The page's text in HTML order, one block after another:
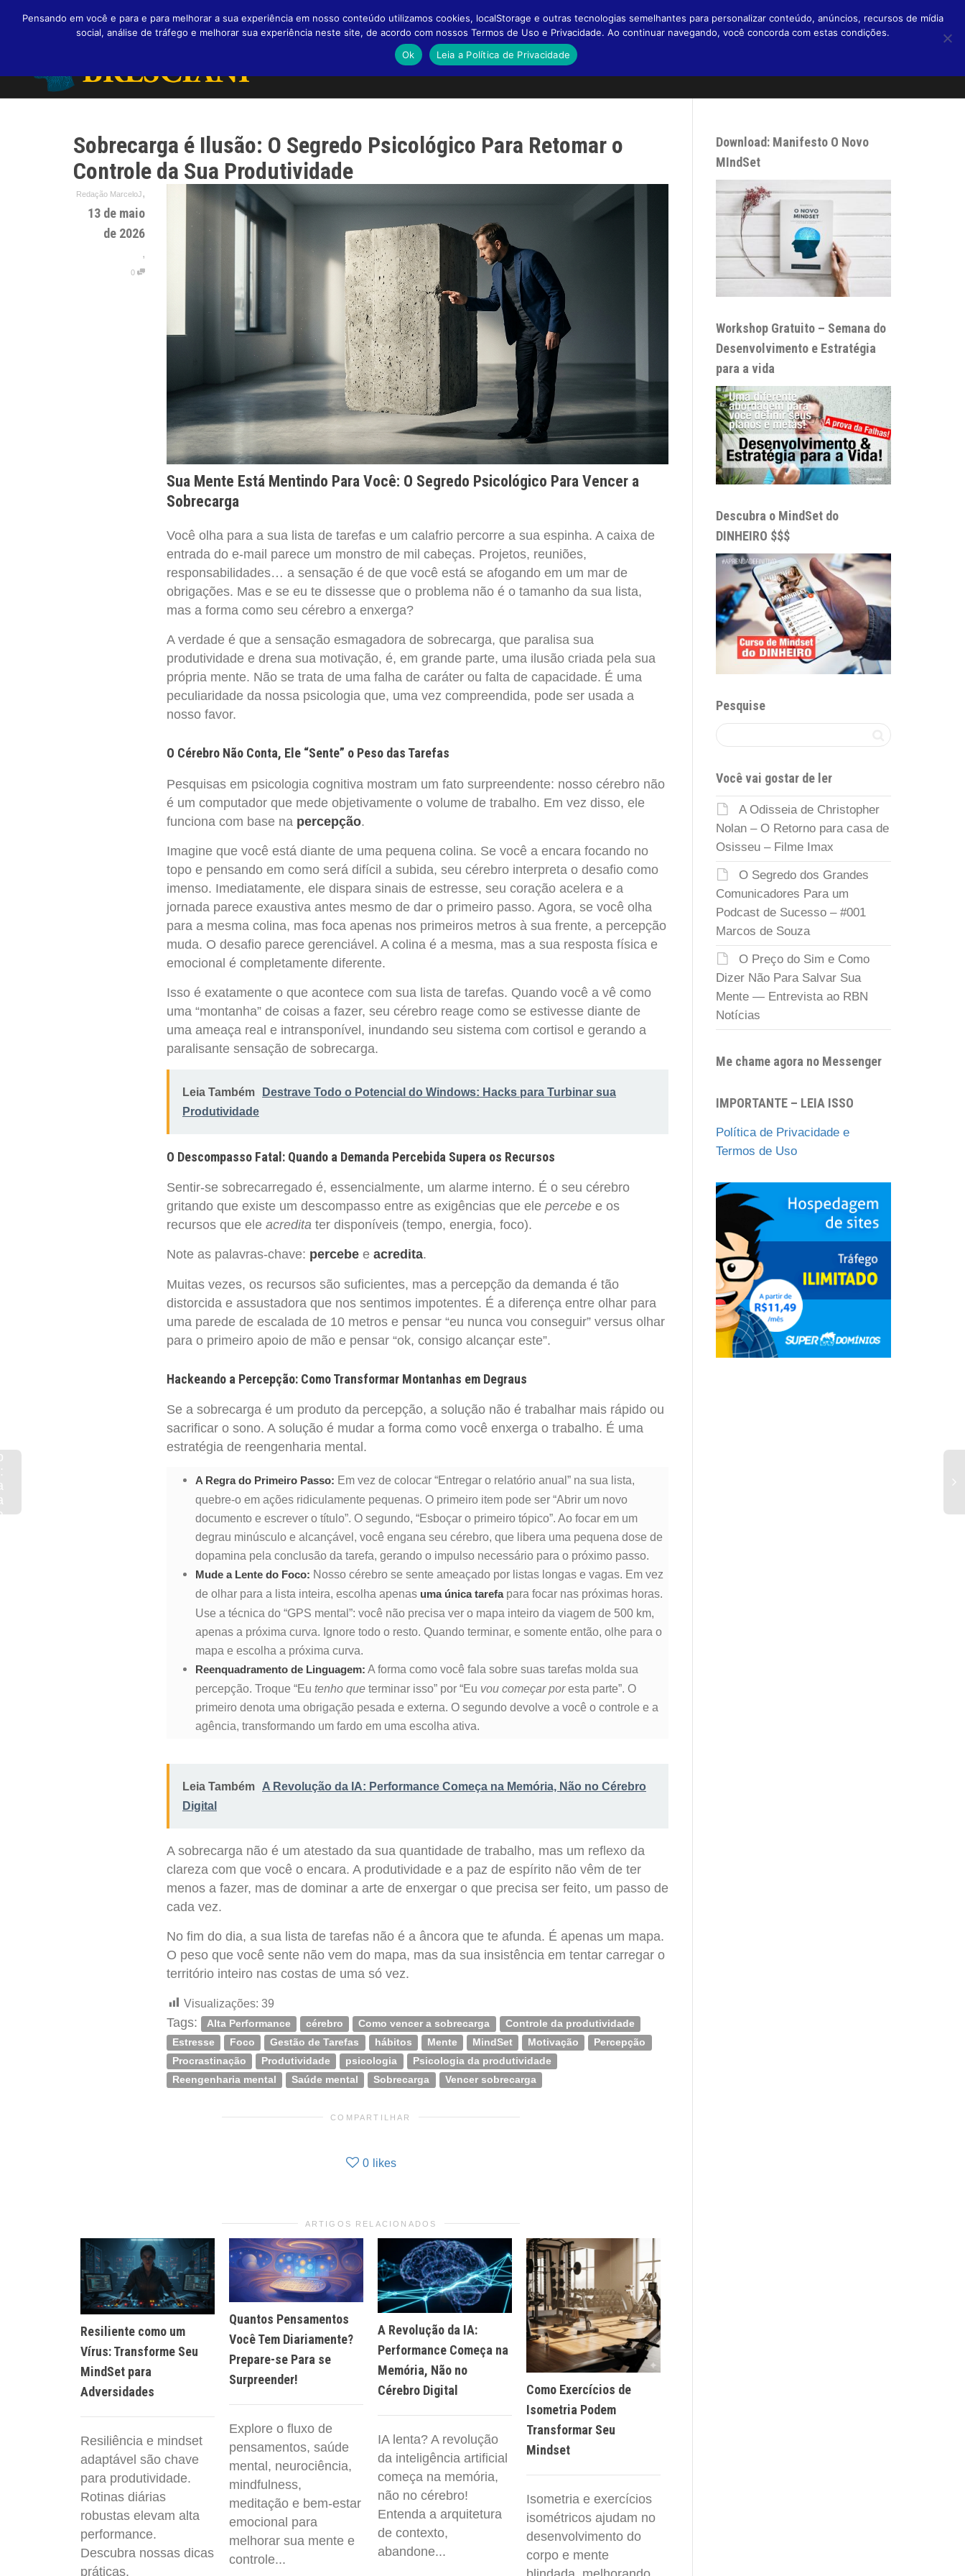
Sobrecarga é Ilusão: O Segredo Psicológico Para Retomar o
Controle da Sua Produtividade
Redação MarceloJ,
13 de maio
de 2026
,
0
Sua Mente Está Mentindo Para Você: O Segredo Psicológico Para Vencer a
Sobrecarga
Você olha para a sua lista de tarefas e um calafrio percorre a sua espinha. A caixa de
entrada do e-mail parece um monstro de mil cabeças. Projetos, reuniões,
responsabilidades… a sensação é de que você está se afogando em um mar de
obrigações. Mas e se eu te dissesse que o problema não é o tamanho da sua lista,
mas a forma como seu cérebro a enxerga?
A verdade é que a sensação esmagadora de sobrecarga, que paralisa sua
produtividade e drena sua motivação, é, em grande parte, uma ilusão criada pela sua
própria mente. Não se trata de uma falha de caráter ou falta de capacidade. É uma
peculiaridade da nossa psicologia que, uma vez compreendida, pode ser usada a
nosso favor.
O Cérebro Não Conta, Ele “Sente” o Peso das Tarefas
Pesquisas em psicologia cognitiva mostram um fato surpreendente: nosso cérebro não
é um computador que mede objetivamente o volume de trabalho. Em vez disso, ele
funciona com base na percepção.
Imagine que você está diante de uma pequena colina. Se você a encara focando no
topo e pensando em como será difícil a subida, seu cérebro interpreta o desafio como
imenso. Imediatamente, ele dispara sinais de estresse, seu coração acelera e a
jornada parece exaustiva antes mesmo de dar o primeiro passo. Agora, se você olha
para a mesma colina, mas foca apenas nos primeiros metros à sua frente, a percepção
muda. O desafio parece gerenciável. A colina é a mesma, mas a sua resposta física e
emocional é completamente diferente.
Isso é exatamente o que acontece com sua lista de tarefas. Quando você a vê como
uma “montanha” de coisas a fazer, seu cérebro reage como se estivesse diante de
uma ameaça real e intransponível, inundando seu sistema com cortisol e gerando a
paralisante sensação de sobrecarga.
Leia Também
Destrave Todo o Potencial do Windows: Hacks para Turbinar sua
Produtividade
O Descompasso Fatal: Quando a Demanda Percebida Supera os Recursos
Sentir-se sobrecarregado é, essencialmente, um alarme interno. É o seu cérebro
gritando que existe um descompasso entre as exigências que ele percebe e os
recursos que ele acredita ter disponíveis (tempo, energia, foco).
Note as palavras-chave: percebe e acredita.
Muitas vezes, os recursos são suficientes, mas a percepção da demanda é tão
distorcida e assustadora que nos sentimos impotentes. É a diferença entre olhar para
uma parede de escalada de 10 metros e pensar “eu nunca vou conseguir” versus olhar
para o primeiro apoio de mão e pensar “ok, consigo alcançar este”.
Hackeando a Percepção: Como Transformar Montanhas em Degraus
Se a sobrecarga é um produto da percepção, a solução não é trabalhar mais rápido ou
sacrificar o sono. A solução é mudar a forma como você enxerga o trabalho. É uma
estratégia de reengenharia mental.
A Regra do Primeiro Passo: Em vez de colocar “Entregar o relatório anual” na sua lista,
quebre-o em ações ridiculamente pequenas. O primeiro item pode ser “Abrir um novo
documento e escrever o título”. O segundo, “Esboçar o primeiro tópico”. Ao focar em um
degrau minúsculo e alcançável, você engana seu cérebro, que libera uma pequena dose de
dopamina pela conclusão da tarefa, gerando o impulso necessário para o próximo passo.
Mude a Lente do Foco: Nosso cérebro se sente ameaçado por listas longas e vagas. Em vez
de olhar para a lista inteira, escolha apenas uma única tarefapara focar nas próximas horas.
Use a técnica do “GPS mental”: você não precisa ver o mapa inteiro da viagem de 500 km,
apenas a próxima curva. Ignore todo o resto. Quando terminar, e somente então, olhe para o
mapa e escolha a próxima curva.
Reenquadramento de Linguagem: A forma como você fala sobre suas tarefas molda sua
percepção. Troque “Eu tenho que terminar isso” por “Eu vou começar poresta parte”. O
primeiro denota uma obrigação pesada e externa. O segundo devolve a você o controle e a
agência, transformando um fardo em uma escolha ativa.
Leia Também
A Revolução da IA: Performance Começa na Memória, Não no Cérebro
Digital
A sobrecarga não é um atestado da sua quantidade de trabalho, mas um reflexo da
clareza com que você o encara. A produtividade e a paz de espírito não vêm de ter
menos a fazer, mas de dominar a arte de enxergar o que precisa ser feito, um passo de
cada vez.
No fim do dia, a sua lista de tarefas não é a âncora que te afunda. É apenas um mapa.
O peso que você sente não vem do mapa, mas da sua insistência em tentar carregar o
território inteiro nas costas de uma só vez.
Visualizações: 39
Tags: Alta Performance cérebro Como vencer a sobrecarga
Controle da produtividade
Estresse
Foco Gestão de Tarefas hábitos Mente MindSet Motivação
Percepção
Procrastinação
Produtividade psicologia
Psicologia da produtividade
Reengenharia mental
Saúde mental Sobrecarga Vencer sobrecarga
COMPARTILHAR
0 likes
ARTIGOS RELACIONADOS
Resiliente como um
Vírus: Transforme Seu
MindSet para
Adversidades
Resiliência e mindset
adaptável são chave
para produtividade.
Rotinas diárias
robustas elevam alta
performance.
Descubra nossas dicas
práticas.
Quantos Pensamentos
Você Tem Diariamente?
Prepare-se Para se
Surpreender!
Explore o fluxo de
pensamentos, saúde
mental, neurociência,
mindfulness,
meditação e bem-estar
emocional para
melhorar sua mente e
controle...
A Revolução da IA:
Performance Começa na
Memória, Não no
Cérebro Digital
IA lenta? A revolução
da inteligência artificial
começa na memória,
não no cérebro!
Entenda a arquitetura
de contexto,
abandone...
Como Exercícios de
Isometria Podem
Transformar Seu
Mindset
Isometria e exercícios
isométricos ajudam no
desenvolvimento do
corpo e mente
Download: Manifesto O Novo
MIndSet
Workshop Gratuito – Semana do
Desenvolvimento e Estratégia
para a vida
Descubra o MindSet do
DINHEIRO $$$
Pesquise
Você vai gostar de ler
A Odisseia de Christopher
Nolan – O Retorno para casa de
Osisseu – Filme Imax
O Segredo dos Grandes
Comunicadores Para um
Podcast de Sucesso – #001
Marcos de Souza
O Preço do Sim e Como
Dizer Não Para Salvar Sua
Mente — Entrevista ao RBN
Notícias
Me chame agora no Messenger
IMPORTANTE – LEIA ISSO
Política de Privacidade e
Termos de Uso
Pensando em você e para e para melhorar a sua experiência em nosso conteúdo utilizamos cookies, localStorage e outras tecnologias semelhantes para personalizar conteúdo, anúncios, recursos de mídia
social, análise de tráfego e melhorar sua experiência neste site, de acordo com nossos Termos de Uso e Privacidade. Ao continuar navegando, você concorda com estas condições.
Ok
Leia a Política de Privacidade